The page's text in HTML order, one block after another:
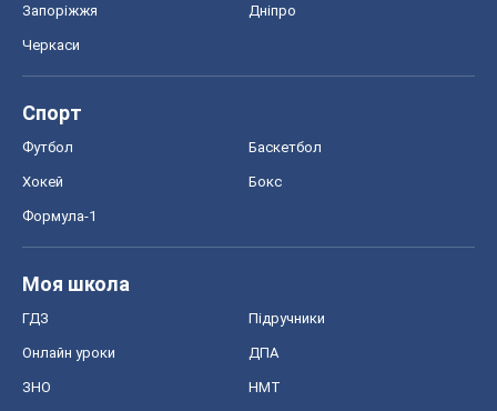
Запоріжжя Дніпро
Черкаси
Спорт
Футбол Баскетбол
Хокей Бокс
Формула-1
Моя школа
ГДЗ Підручники
Онлайн уроки ДПА
ЗНО НМТ